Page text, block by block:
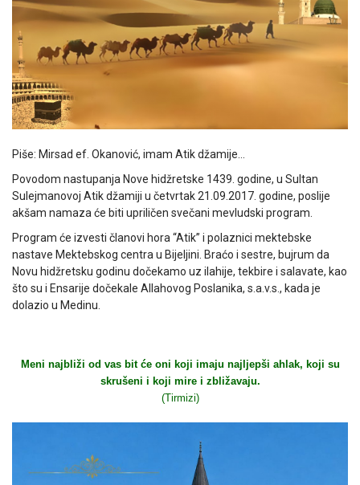
Piše: Mirsad ef. Okanović, imam Atik džamije…
Povodom nastupanja Nove hidžretske 1439. godine, u Sultan
Sulejmanovoj Atik džamiji u četvrtak 21.09.2017. godine, poslije
akšam namaza će biti upriličen svečani mevludski program.
Program će izvesti članovi hora “Atik” i polaznici mektebske
nastave Mektebskog centra u Bijeljini. Braćo i sestre, bujrum da
Novu hidžretsku godinu dočekamo uz ilahije, tekbire i salavate, kao
što su i Ensarije dočekale Allahovog Poslanika, s.a.v.s., kada je
dolazio u Medinu.
Meni najbliži od vas bit će oni koji imaju najljepši ahlak, koji su
skrušeni i koji mire i zbližavaju.
(Tirmizi)